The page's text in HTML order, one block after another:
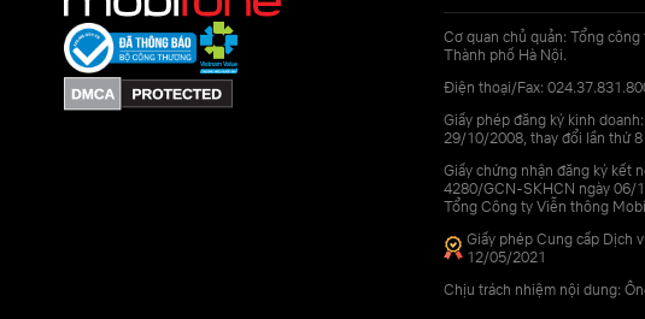
Cơ quan chủ quản: Tổng
Thành phố Hà Nội.
Điện thoại/Fax:
Giấy phép đăng ký kinh
29/10/2008, thay đổi lần thứ
Giấy chứng nhận đăng ký kết
4280/GCN-SKHCN ngày 06/
Tổng Công ty Viễn thông
Giấy phép Cung cấp Dịch
12/05/2021
Chịu trách nhiệm nội dung: